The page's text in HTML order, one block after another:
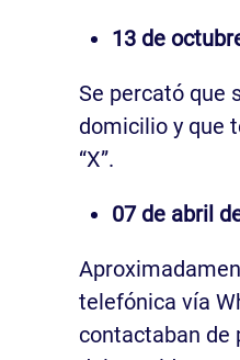
13 de
Se percató que
domicilio y que
“X”.
07 de abril
telefónica vía
contactaban de